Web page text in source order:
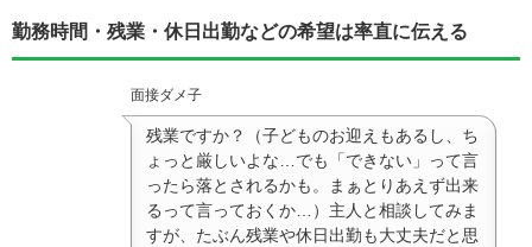
勤務時間・残業・休日出勤などの希望は率直に伝える
面接ダメ子
残業ですか？（子どものお迎えもあるし、ち
ょっと厳しいよな…でも「できない」って言
ったら落とされるかも。まぁとりあえず出来
るって言っておくか…）主人と相談してみま
すが、たぶん残業や休日出勤も大丈夫だと思